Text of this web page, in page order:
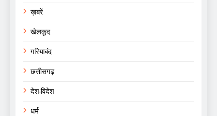
ख़बरें
खेलकूद
गरियाबंद
छत्तीसगढ़
देश-विदेश
धर्म